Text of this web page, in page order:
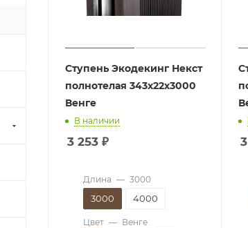
Ступень Экодекинг Некст
полнотелая 343х22х3000
Венге
В наличии
3 253 ₽
Длина — 3000
3000 4000
Цвет — Венге